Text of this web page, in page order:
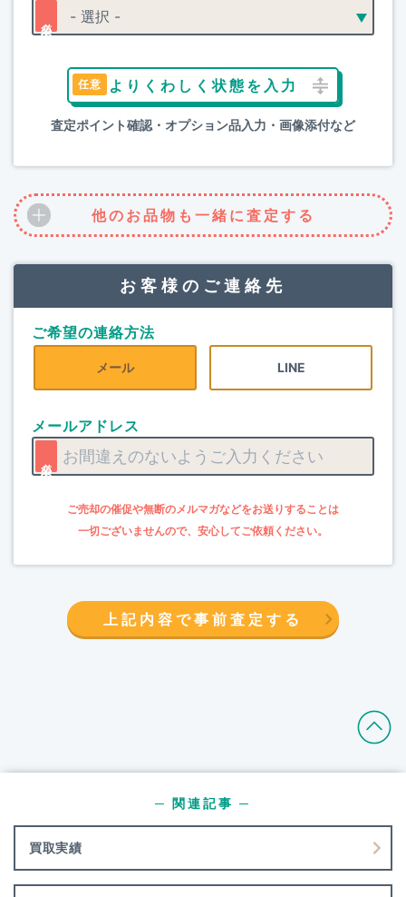
よりくわしく状態を入力
査定ポイント確認・オプション品入力・画像添付など
他のお品物も一緒に査定する
お客様のご連絡先
ご希望の連絡方法
メール LINE
メールアドレス
上記内容で事前査定する
買取実績
─ 関連記事 ─